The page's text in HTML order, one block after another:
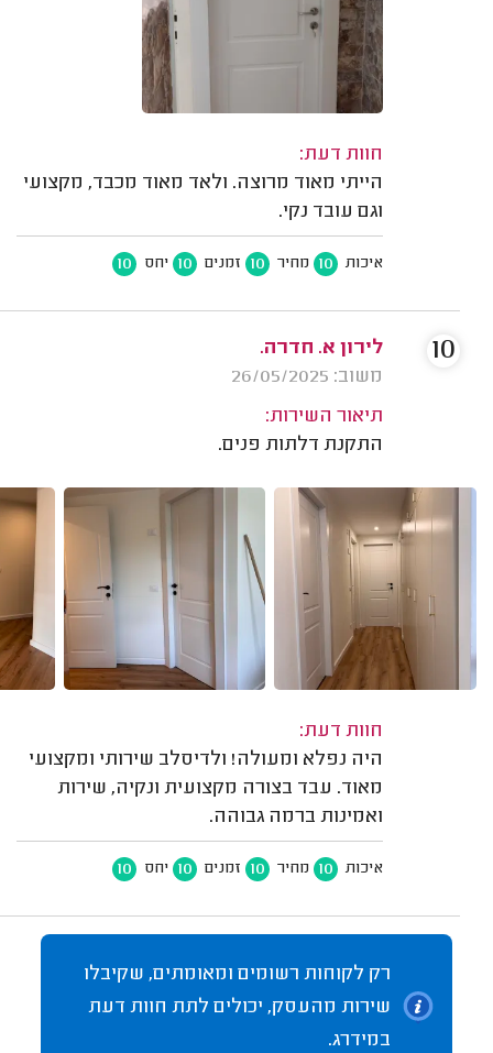
חוות דעת:
הייתי מאוד מרוצה. ולאד מאוד מכבד, מקצועי
וגם עובד נקי.
איכות 10 מחיר 10 זמנים 10 יחס 10
לירון א. חדרה.
משוב: 26/05/2025
תיאור השירות:
התקנת דלתות פנים.
חוות דעת:
היה נפלא ומעולה! ולדיסלב שירותי ומקצועי
מאוד. עבד בצורה מקצועית ונקיה, שירות
ואמינות ברמה גבוהה.
איכות 10 מחיר 10 זמנים 10 יחס 10
10
רק לקוחות רשומים ומאומתים, שקיבלו
שירות מהעסק, יכולים לתת חוות דעת
במידרג.